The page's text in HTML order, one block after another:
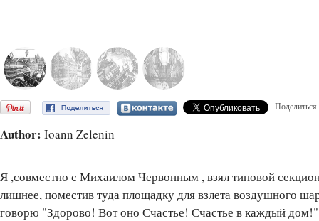
Поделиться
Author: Ioann Zelenin
Я ,совместно с Михаилом Червонным , взял типовой
лишнее, поместив туда площадку для взлета воздушного
говорю "Здорово! Вот оно Счастье! Счастье в каждый